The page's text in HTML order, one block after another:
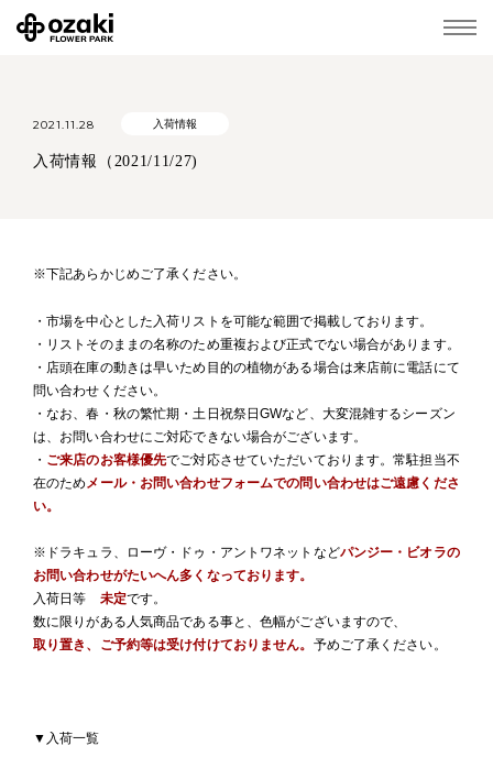
2021.11.28 入荷情報
入荷情報（2021/11/27)
※下記あらかじめご了承ください。
・市場を中心とした入荷リストを可能な範囲で掲載しております。
・リストそのままの名称のため重複および正式でない場合があります。
・店頭在庫の動きは早いため目的の植物がある場合は来店前に電話にて
問い合わせください。
・なお、春・秋の繁忙期・土日祝祭日GWなど、大変混雑するシーズン
は、お問い合わせにご対応できない場合がございます。
・ ご来店のお客様優先でご対応させていただいております。常駐担当不
在のため メール・お問い合わせフォームでの問い合わせはご遠慮くださ
い。
※ドラキュラ、ローヴ・ドゥ・アントワネットなどパンジー・ビオラの
お問い合わせがたいへん多くなっております。
入荷日等 未定です。
数に限りがある人気商品である事と、色幅がございますので、
取り置き、ご予約等は受け付けておりません。 予めご了承ください。
▼入荷一覧